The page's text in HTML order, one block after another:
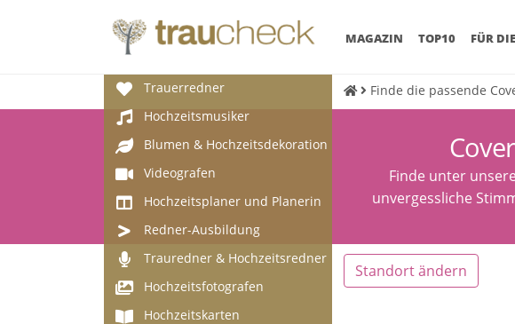
MAGAZIN (CURRENT)
TOP10 FÜR
Trauerredner
Hochzeitsmusiker
Blumen & Hochzeitsdekoration
Videografen
Hochzeitsplaner und Planerin
Redner-Ausbildung
Trauredner & Hochzeitsredner
Hochzeitsfotografen
Hochzeitskarten
Finde die passende
Finde unter
unvergessliche
Standort ändern